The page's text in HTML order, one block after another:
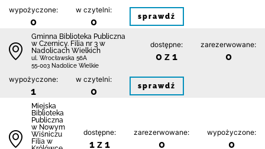
wypożyczone:
0
w czytelni:
0 sprawdź
Gminna Biblioteka Publiczna
w Czernicy. Filia nr 3 w
Nadolicach Wielkich
ul. Wrocławska 56A
55-003 Nadolice Wielkie
dostępne:
0 z 1
zarezerwowane:
0
wypożyczone:
1
w czytelni:
0 sprawdź
Miejska
Biblioteka
Publiczna
w Nowym
Wiśniczu
Filia w
dostępne:
1 z 1
zarezerwowane:
0
wypożyczone:
0